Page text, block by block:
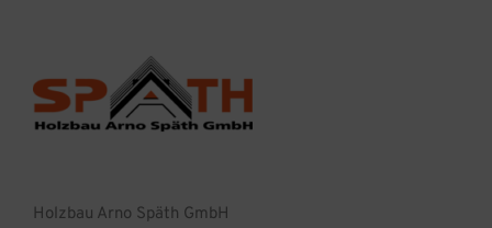
Holzbau Arno Späth GmbH